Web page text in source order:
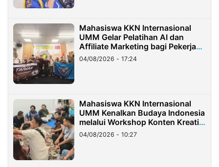
Mahasiswa KKN Internasional
UMM Gelar Pelatihan AI dan
Affiliate Marketing bagi Pekerja
Migran Indonesia di Taiwan
04/08/2026 - 17:24
Mahasiswa KKN Internasional
UMM Kenalkan Budaya Indonesia
melalui Workshop Konten Kreatif
di Taiwan
04/08/2026 - 10:27